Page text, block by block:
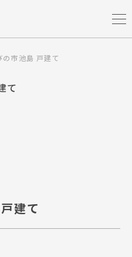
の市池島 戸建て
建て